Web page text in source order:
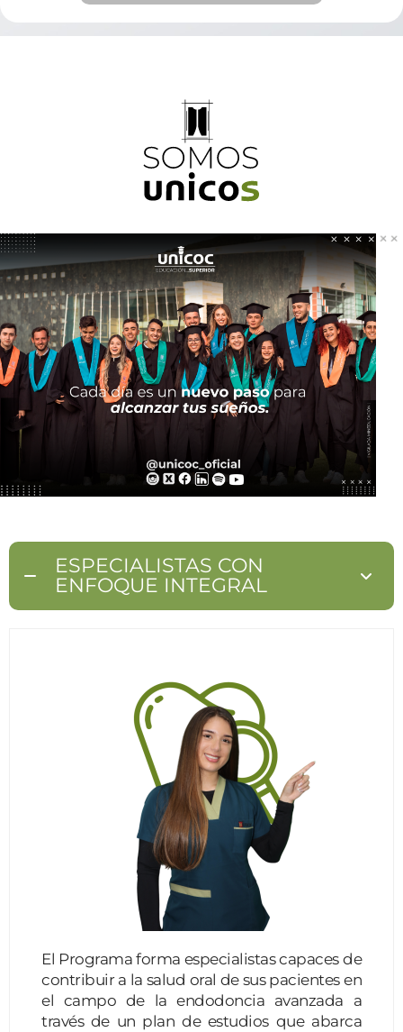
ESPECIALISTAS CON
ENFOQUE INTEGRAL
El Programa forma especialistas capaces de
contribuir a la salud oral de sus pacientes en
el campo de la endodoncia avanzada a
través de un plan de estudios que abarca